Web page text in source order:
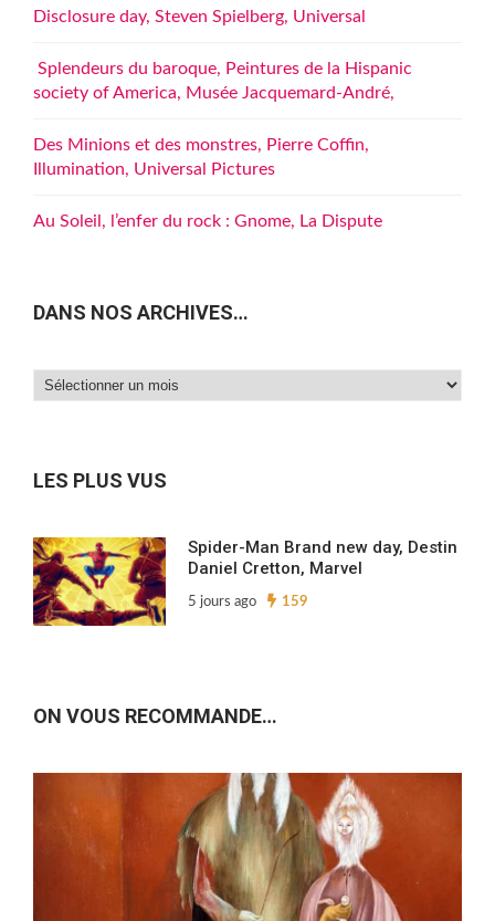
Disclosure day, Steven Spielberg, Universal
Splendeurs du baroque, Peintures de la Hispanic
society of America, Musée Jacquemard-André,
Des Minions et des monstres, Pierre Coffin,
Illumination, Universal Pictures
Au Soleil, l’enfer du rock : Gnome, La Dispute
DANS NOS ARCHIVES…
Dans
LES PLUS VUS
Spider-Man Brand new day, Destin
Daniel Cretton, Marvel
5 jours ago 159
ON VOUS RECOMMANDE…